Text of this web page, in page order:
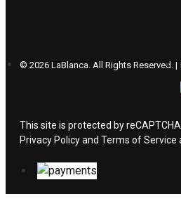
© 2026 LaBlanca. All Rights Reserved. |
This site is protected by
Privacy Policyand Terms of Service